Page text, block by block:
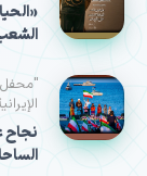
نجاح